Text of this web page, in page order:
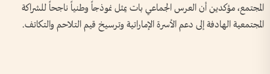
المجتمع، مؤكدين أن العرس الجماعي بات يمثل نموذجاً وطنياً ناجحاً للشراكة
المجتمعية الهادفة إلى دعم الأسرة الإماراتية وترسيخ قيم التلاحم والتكاتف.